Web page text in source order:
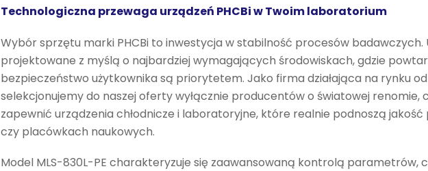
Technologiczna przewaga urządzeń PHCBi w Twoim laboratorium
Wybór sprzętu marki PHCBi to inwestycja w stabilność procesów badawczych.
projektowane z myślą o najbardziej wymagających środowiskach, gdzie
bezpieczeństwo użytkownika są priorytetem. Jako firma działająca na rynku od
selekcjonujemy do naszej oferty wyłącznie producentów o światowej renomie,
zapewnić urządzenia chłodnicze i laboratoryjne, które realnie podnoszą
czy placówkach naukowych.
Model MLS-830L-PE charakteryzuje się zaawansowaną kontrolą parametrów,